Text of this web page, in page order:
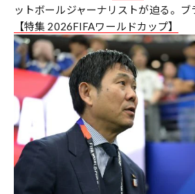
ットボールジャーナリストが迫る。ブ
【特集 2026FIFAワールドカップ】